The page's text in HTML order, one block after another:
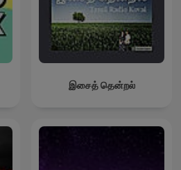
இசைத் தென்றல்